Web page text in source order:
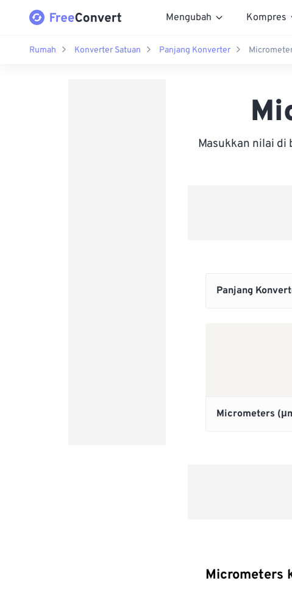
Mengubah Kompres
Rumah Konverter Satuan Panjang Konverter
Masukkan nilai di
Micrometers